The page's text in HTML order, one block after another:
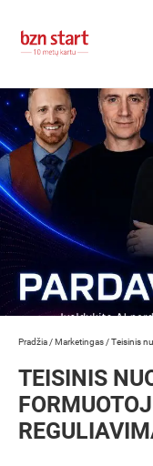
Pradžia /Marketingas /Teisinis
TEISINIS